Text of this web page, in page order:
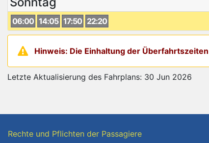
06:00 14:05 17:50 22:20
Hinweis: Die Einhaltung der
Letzte Aktualisierung des Fahrplans: 30 Jun 2026
Rechte und Pflichten der Passagiere